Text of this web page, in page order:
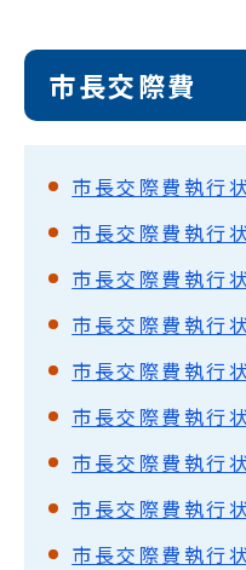
市長交際費
市長交際費執行
市長交際費執行
市長交際費執行
市長交際費執行
市長交際費執行
市長交際費執行
市長交際費執行
市長交際費執行